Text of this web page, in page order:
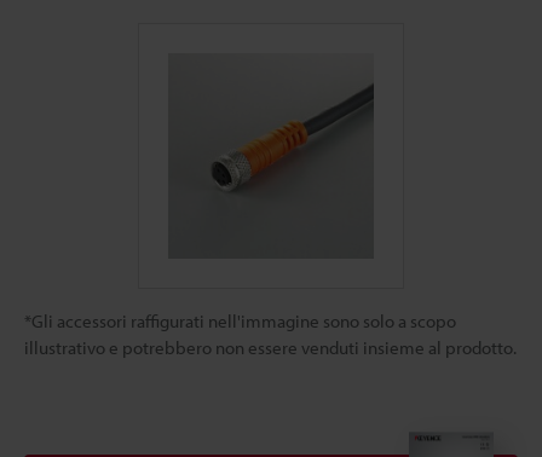
*Gli accessori raffigurati nell'immagine sono solo a scopo
illustrativo e potrebbero non essere venduti insieme al prodotto.